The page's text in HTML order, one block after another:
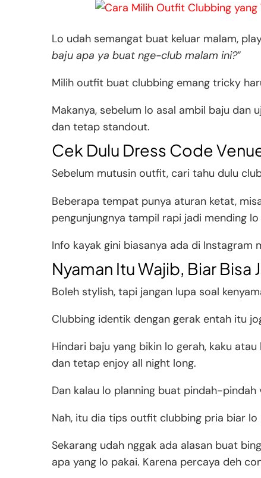
Lo udah semangat buat keluar malam,
baju apa ya buat nge-club malam ini?”
Milih outfit buat clubbing emang tricky
Makanya, sebelum lo asal ambil baju
dan tetap standout.
Cek Dulu Dress Code
Sebelum mutusin outfit, cari tahu dulu
Beberapa tempat punya aturan ketat,
pengunjungnya tampil rapi jadi mending
Info kayak gini biasanya ada di Instagram
Nyaman Itu Wajib, Biar Bisa
Boleh stylish, tapi jangan lupa soal
Clubbing identik dengan gerak entah itu
Hindari baju yang bikin lo gerah, kaku
dan tetap enjoy all night long.
Dan kalau lo planning buat pindah-
Nah, itu dia tips outfit clubbing pria biar lo
Sekarang udah nggak ada alasan buat
apa yang lo pakai. Karena percaya deh